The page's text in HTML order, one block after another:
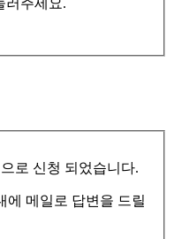
로 신청 되었습니다.
에 메일로 답변을 드릴